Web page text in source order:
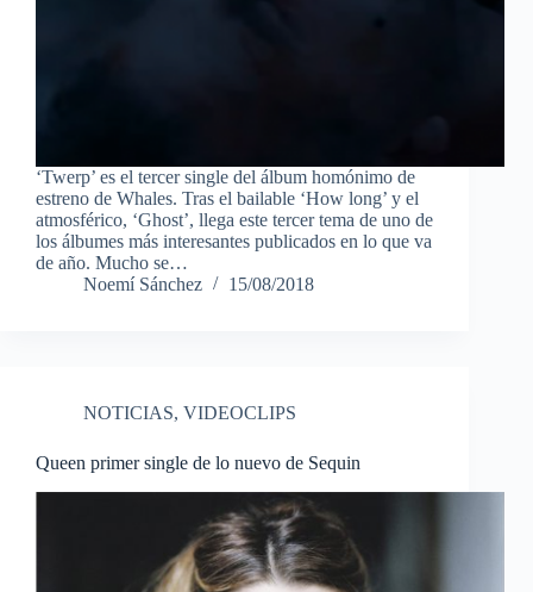
‘Twerp’ es el tercer single del álbum homónimo de
estreno de Whales. Tras el bailable ‘How long’ y el
atmosférico, ‘Ghost’, llega este tercer tema de uno de
los álbumes más interesantes publicados en lo que va
de año. Mucho se…
Noemí Sánchez
15/08/2018
NOTICIAS, VIDEOCLIPS
Queen primer single de lo nuevo de Sequin